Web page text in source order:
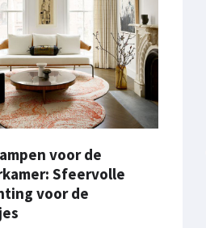
voor de
Sfeervolle
voor de